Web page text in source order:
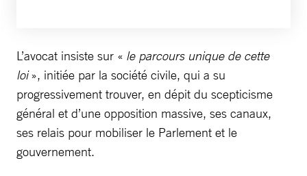
L’avocat insiste sur « le parcours unique de cette
loi», initiée par la société civile, qui a su
progressivement trouver, en dépit du scepticisme
général et d’une opposition massive, ses canaux,
ses relais pour mobiliser le Parlement et le
gouvernement.